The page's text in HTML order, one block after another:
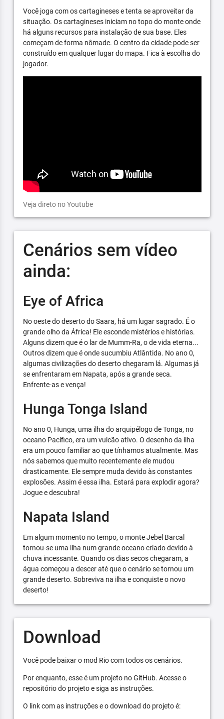
Você joga com os cartagineses e tenta se aproveitar da
situação. Os cartagineses iniciam no topo do monte onde
há alguns recursos para instalação de sua base. Eles
começam de forma nômade. O centro da cidade pode ser
construído em qualquer lugar do mapa. Fica à escolha do
jogador.
Veja direto no Youtube
Cenários sem vídeo
ainda:
Eye of Africa
No oeste do deserto do Saara, há um lugar sagrado. É o
grande olho da África! Ele esconde mistérios e histórias.
Alguns dizem que é o lar de Mumm-Ra, o de vida eterna...
Outros dizem que é onde sucumbiu Atlântida. No ano 0,
algumas civilizações do deserto chegaram lá. Algumas já
se enfrentaram em Napata, após a grande seca.
Enfrente-as e vença!
Hunga Tonga Island
No ano 0, Hunga, uma ilha do arquipélogo de Tonga, no
oceano Pacífico, era um vulcão ativo. O desenho da ilha
era um pouco familiar ao que tínhamos atualmente. Mas
nós sabemos que muito recentemente ele mudou
drasticamente. Ele sempre muda devido às constantes
explosões. Assim é essa ilha. Estará para explodir agora?
Jogue e descubra!
Napata Island
Em algum momento no tempo, o monte Jebel Barcal
tornou-se uma ilha num grande oceano criado devido à
chuva incessante. Quando os dias secos chegaram, a
água começou a descer até que o cenário se tornou um
grande deserto. Sobreviva na ilha e conquiste o novo
deserto!
Download
Você pode baixar o mod Rio com todos os cenários.
Por enquanto, esse é um projeto no GitHub. Acesse o
repositório do projeto e siga as instruções.
O link com as instruções e o download do projeto é: